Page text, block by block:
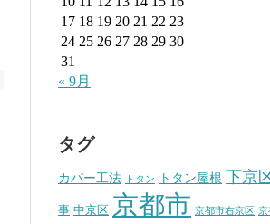
17 18 19 20 21 22 23
24 25 26 27 28 29 30
31
« 9月
タグ
カバー工法 トタン トタン屋根 下京
事 中京区 京都市 京都市右京区 京